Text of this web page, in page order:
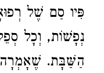
פִּיו סַם שֶׁל
נְפָשׁוֹת, וְכָל
הַשַּׁבָּת. שֶׁאָמְרָה